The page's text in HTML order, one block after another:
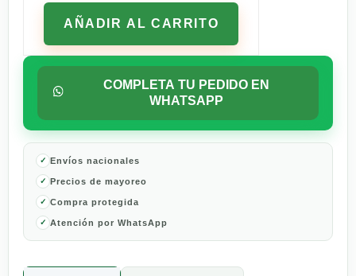
Cristal
Pack
de
6
ml
AÑADIR AL CARRITO
COMPLETA TU PEDIDO EN
WHATSAPP
Envíos nacionales
Precios de mayoreo
Compra protegida
Atención por WhatsApp